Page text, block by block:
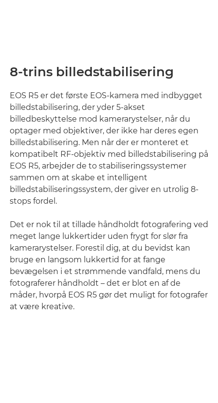
8-trins billedstabilisering
EOS R5 er det første EOS-kamera med indbygget
billedstabilisering, der yder 5-akset
billedbeskyttelse mod kamerarystelser, når du
optager med objektiver, der ikke har deres egen
billedstabilisering. Men når der er monteret et
kompatibelt RF-objektiv med billedstabilisering på
EOS R5, arbejder de to stabiliseringssystemer
sammen om at skabe et intelligent
billedstabiliseringssystem, der giver en utrolig 8-
stops fordel.
Det er nok til at tillade håndholdt fotografering ved
meget lange lukkertider uden frygt for slør fra
kamerarystelser. Forestil dig, at du bevidst kan
bruge en langsom lukkertid for at fange
bevægelsen i et strømmende vandfald, mens du
fotograferer håndholdt – det er blot en af de
måder, hvorpå EOS R5 gør det muligt for fotografer
at være kreative.